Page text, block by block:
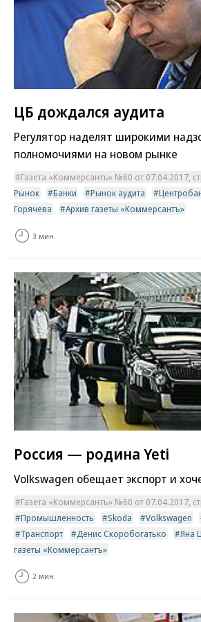
ЦБ дождался аудита
Регулятор наделят широкими
полномочиями на новом рынке
Газета «Коммерсантъ» №60 от 07.04.2017,
Рынок
Банки Рынок аудита
Горячева
Архив газеты «Коммерсантъ»
3 мин.
Россия — родина Yeti
Volkswagen обещает экспорт и
Газета «Коммерсантъ» №60 от 07.04.2017,
Промышленность
Skoda Volkswagen
Транспорт
Денис Скоробогатько Яна
газеты «Коммерсантъ»
2 мин.